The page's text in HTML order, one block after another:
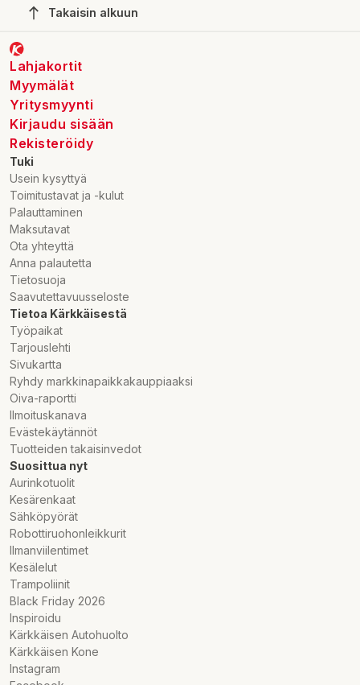
Takaisin alkuun
Lahjakortit
Myymälät
Yritysmyynti
Kirjaudu sisään
Rekisteröidy
Tuki
Usein kysyttyä
Toimitustavat ja -kulut
Palauttaminen
Maksutavat
Ota yhteyttä
Anna palautetta
Tietosuoja
Saavutettavuusseloste
Tietoa Kärkkäisestä
Työpaikat
Tarjouslehti
Sivukartta
Ryhdy markkinapaikkakauppiaaksi
Oiva-raportti
Ilmoituskanava
Evästekäytännöt
Tuotteiden takaisinvedot
Suosittua nyt
Aurinkotuolit
Kesärenkaat
Sähköpyörät
Robottiruohonleikkurit
Ilmanviilentimet
Kesälelut
Trampoliinit
Black Friday 2026
Inspiroidu
Kärkkäisen Autohuolto
Kärkkäisen Kone
Instagram